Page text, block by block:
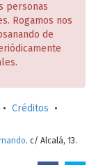
personas
Rogamos nos
de
• Créditos •
. c/ Alcalá, 13.